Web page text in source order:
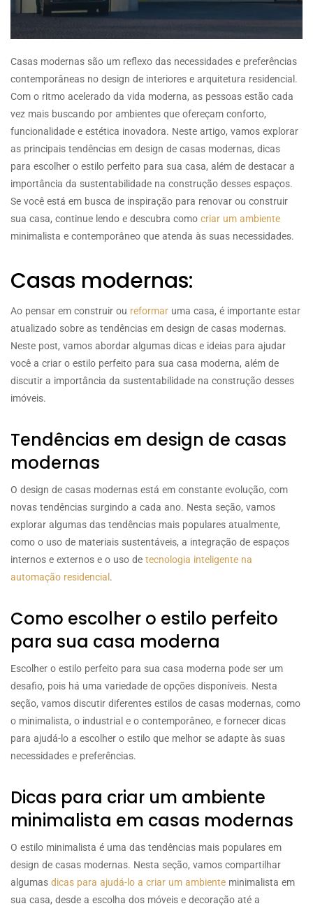
Casas modernas são um reflexo das necessidades e preferências
contemporâneas no design de interiores e arquitetura residencial.
Com o ritmo acelerado da vida moderna, as pessoas estão cada
vez mais buscando por ambientes que ofereçam conforto,
funcionalidade e estética inovadora. Neste artigo, vamos explorar
as principais tendências em design de casas modernas, dicas
para escolher o estilo perfeito para sua casa, além de destacar a
importância da sustentabilidade na construção desses espaços.
Se você está em busca de inspiração para renovar ou construir
sua casa, continue lendo e descubra como criar um ambiente
minimalista e contemporâneo que atenda às suas necessidades.
Casas modernas:
Ao pensar em construir ou reformar uma casa, é importante estar
atualizado sobre as tendências em design de casas modernas.
Neste post, vamos abordar algumas dicas e ideias para ajudar
você a criar o estilo perfeito para sua casa moderna, além de
discutir a importância da sustentabilidade na construção desses
imóveis.
Tendências em design de casas
modernas
O design de casas modernas está em constante evolução, com
novas tendências surgindo a cada ano. Nesta seção, vamos
explorar algumas das tendências mais populares atualmente,
como o uso de materiais sustentáveis, a integração de espaços
internos e externos e o uso de tecnologia inteligente na
automação residencial .
Como escolher o estilo perfeito
para sua casa moderna
Escolher o estilo perfeito para sua casa moderna pode ser um
desafio, pois há uma variedade de opções disponíveis. Nesta
seção, vamos discutir diferentes estilos de casas modernas, como
o minimalista, o industrial e o contemporâneo, e fornecer dicas
para ajudá-lo a escolher o estilo que melhor se adapte às suas
necessidades e preferências.
Dicas para criar um ambiente
minimalista em casas modernas
O estilo minimalista é uma das tendências mais populares em
design de casas modernas. Nesta seção, vamos compartilhar
algumas dicas para ajudá-lo a criar um ambiente minimalista em
sua casa, desde a escolha dos móveis e decoração até a